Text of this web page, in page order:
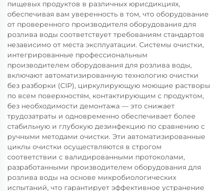
пищевых продуктов в различных юрисдикциях,
обеспечивая вам уверенность в том, что оборудование
от проверенного производителя оборудования для
розлива воды соответствует требованиям стандартов
независимо от места эксплуатации. Системы очистки,
интегрированные профессиональным
производителем оборудования для розлива воды,
включают автоматизированную технологию очистки
без разборки (CIP), циркулирующую моющие растворы
по всем поверхностям, контактирующим с продуктом,
без необходимости демонтажа — это снижает
трудозатраты и одновременно обеспечивает более
стабильную и глубокую дезинфекцию по сравнению с
ручными методами очистки. Эти автоматизированные
циклы очистки осуществляются в строгом
соответствии с валидированными протоколами,
разработанными производителем оборудования для
розлива воды на основе микробиологических
испытаний, что гарантирует эффективное устранение